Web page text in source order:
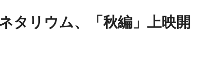
タリウム、「秋編」上映開